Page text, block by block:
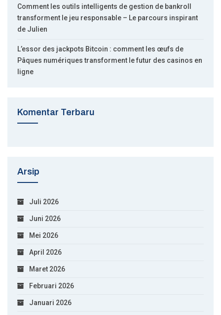
Comment les outils intelligents de gestion de bankroll
transforment le jeu responsable – Le parcours inspirant
de Julien
L’essor des jackpots Bitcoin : comment les œufs de
Pâques numériques transforment le futur des casinos en
ligne
Komentar Terbaru
Arsip
Juli 2026
Juni 2026
Mei 2026
April 2026
Maret 2026
Februari 2026
Januari 2026